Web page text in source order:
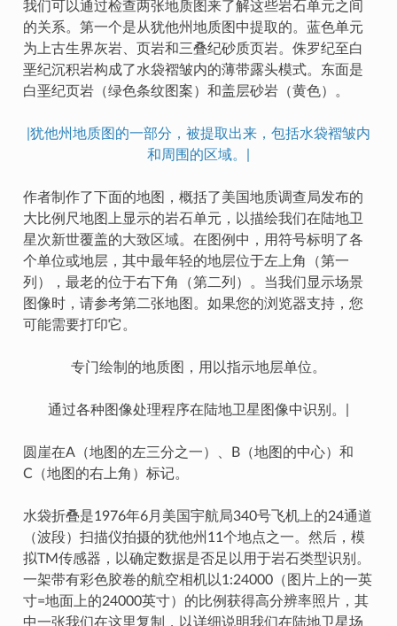
我们可以通过检查两张地质图来了解这些岩石单元之间
的关系。第一个是从犹他州地质图中提取的。蓝色单元
为上古生界灰岩、页岩和三叠纪砂质页岩。侏罗纪至白
垩纪沉积岩构成了水袋褶皱内的薄带露头模式。东面是
白垩纪页岩（绿色条纹图案）和盖层砂岩（黄色）。
|犹他州地质图的一部分，被提取出来，包括水袋褶皱内
和周围的区域。|
作者制作了下面的地图，概括了美国地质调查局发布的
大比例尺地图上显示的岩石单元，以描绘我们在陆地卫
星次新世覆盖的大致区域。在图例中，用符号标明了各
个单位或地层，其中最年轻的地层位于左上角（第一
列），最老的位于右下角（第二列）。当我们显示场景
图像时，请参考第二张地图。如果您的浏览器支持，您
可能需要打印它。
专门绘制的地质图，用以指示地层单位。
通过各种图像处理程序在陆地卫星图像中识别。|
圆崖在A（地图的左三分之一）、B（地图的中心）和
C（地图的右上角）标记。
水袋折叠是1976年6月美国宇航局340号飞机上的24通道
（波段）扫描仪拍摄的犹他州11个地点之一。然后，模
拟TM传感器，以确定数据是否足以用于岩石类型识别。
一架带有彩色胶卷的航空相机以1:24000（图片上的一英
寸=地面上的24000英寸）的比例获得高分辨率照片，其
中一张我们在这里复制，以详细说明我们在陆地卫星场